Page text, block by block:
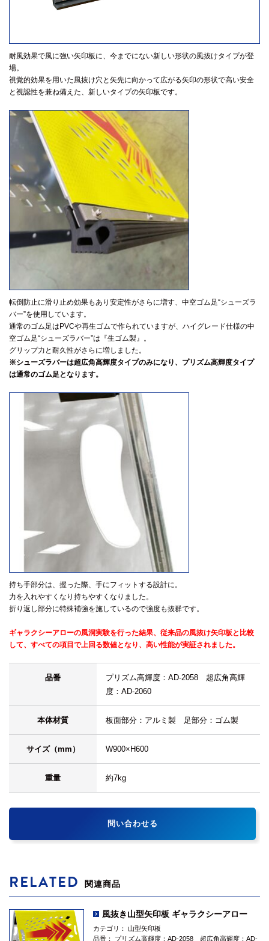
耐風効果で風に強い矢印板に、今までにない新しい形状の風抜けタイプが登
場。
視覚的効果を用いた風抜け穴と矢先に向かって広がる矢印の形状で高い安全
と視認性を兼ね備えた、新しいタイプの矢印板です。
転倒防止に滑り止め効果もあり安定性がさらに増す、中空ゴム足“シューズラ
バー”を使用しています。
通常のゴム足はPVCや再生ゴムで作られていますが、ハイグレード仕様の中
空ゴム足“シューズラバー”は『生ゴム製』。
グリップ力と耐久性がさらに増しました。
※シューズラバーは超広角高輝度タイプのみになり、プリズム高輝度タイプ
は通常のゴム足となります。
持ち手部分は、握った際、手にフィットする設計に。
力を入れやすくなり持ちやすくなりました。
折り返し部分に特殊補強を施しているので強度も抜群です。
ギャラクシーアローの風洞実験を行った結果、従来品の風抜け矢印板と比較
して、すべての項目で上回る数値となり、高い性能が実証されました。
品番
プリズム高輝度：AD-2058 超広角高輝
度：AD-2060
本体材質 板面部分：アルミ製 足部分：ゴム製
サイズ（mm） W900×H600
重量 約7kg
問い合わせる
RELATED 関連商品
風抜き山型矢印板 ギャラクシーアロー
カテゴリ：
山型矢印板
品番：
プリズム高輝度：AD-2058 超広角高輝度：AD-